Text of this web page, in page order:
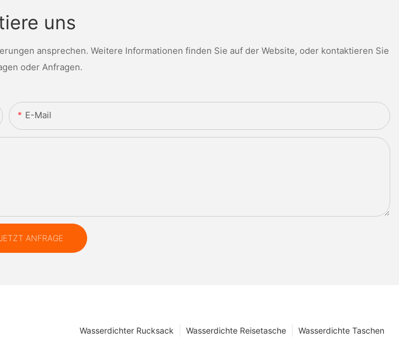
uns
ansprechen. Weitere Informationen finden Sie auf der Website, oder kontaktieren Sie
oder Anfragen.
E-Mail
ANFRAGE
Wasserdichte Taschen
Wasserdichte Reisetasche
Wasserdichter Rucksack